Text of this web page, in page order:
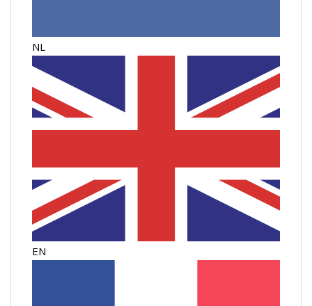
NL
EN